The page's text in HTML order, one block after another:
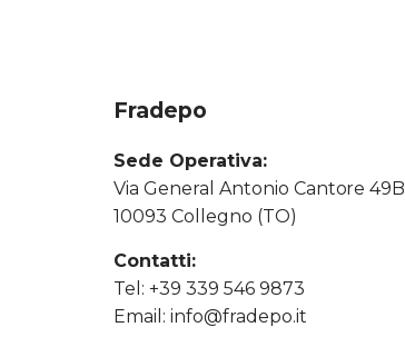
Fradepo
Sede Operativa:
Via General Antonio Cantore 49B
10093 Collegno (TO)
Contatti:
Tel: +39 339 546 9873
Email: info@fradepo.it